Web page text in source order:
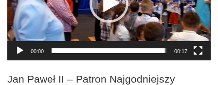
00:00 00:17
Jan Paweł II – Patron Najgodniejszy